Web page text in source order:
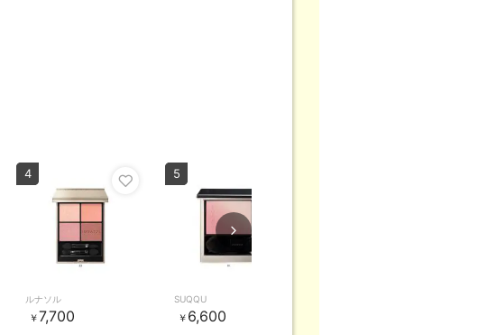
ルナソル
￥7,700
4
SUQQU
￥ 6,600
5